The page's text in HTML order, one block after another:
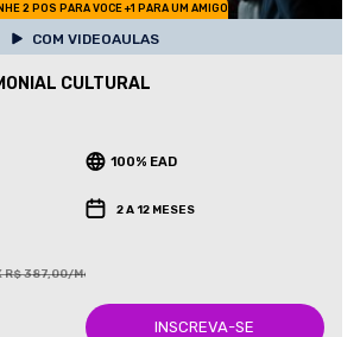
2 POS PARA VOCE +1 PARA UM AMIGO
COM VIDEOAULAS
CULTURAL
100% EAD
2 A 12 MESES
R$ 387,00/Mês
INSCREVA-SE